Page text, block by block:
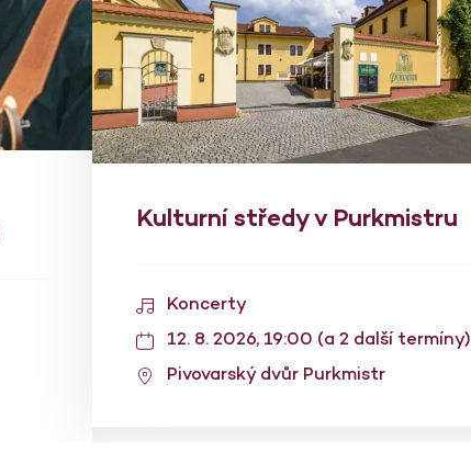
Kulturní středy v Purkmistru
Koncerty
12. 8. 2026, 19:00 (a 2 další termíny)
Pivovarský dvůr Purkmistr